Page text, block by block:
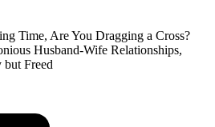
Time, Are You Dragging a Cross?
Husband-Wife Relationships,
but Freed